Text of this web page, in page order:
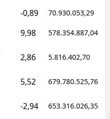
Nevşehir
Niğde
Ordu
-0,89 70.930.053,29
9,98 578.354.887,04
2,86 5.816.402,70
5,52 679.780.525,76
-2,94 653.316.026,35